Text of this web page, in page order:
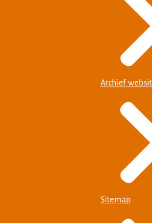
Archief
Sitemap